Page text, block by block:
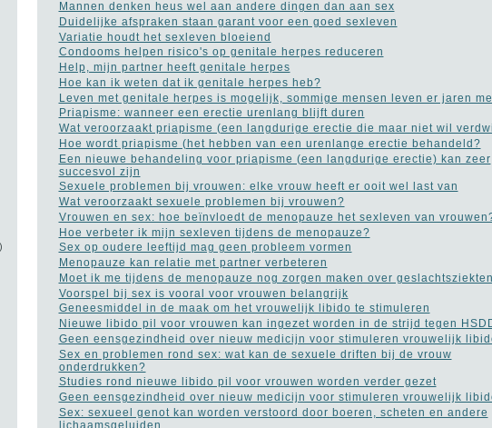
Mannen denken heus wel aan andere dingen dan aan sex
Duidelijke afspraken staan garant voor een goed sexleven
Variatie houdt het sexleven bloeiend
Condooms helpen risico's op genitale herpes reduceren
Help, mijn partner heeft genitale herpes
Hoe kan ik weten dat ik genitale herpes heb?
Leven met genitale herpes is mogelijk, sommige mensen leven er jaren
Priapisme: wanneer een erectie urenlang blijft duren
Wat veroorzaakt priapisme (een langdurige erectie die maar niet wil
Hoe wordt priapisme (het hebben van een urenlange erectie behandeld?
Een nieuwe behandeling voor priapisme (een langdurige erectie) kan zeer
succesvol zijn
Sexuele problemen bij vrouwen: elke vrouw heeft er ooit wel last van
Wat veroorzaakt sexuele problemen bij vrouwen?
Vrouwen en sex: hoe beïnvloedt de menopauze het sexleven van
Hoe verbeter ik mijn sexleven tijdens de menopauze?
Sex op oudere leeftijd mag geen probleem vormen
Menopauze kan relatie met partner verbeteren
Moet ik me tijdens de menopauze nog zorgen maken over
Voorspel bij sex is vooral voor vrouwen belangrijk
Geneesmiddel in de maak om het vrouwelijk libido te stimuleren
Nieuwe libido pil voor vrouwen kan ingezet worden in de strijd tegen
Geen eensgezindheid over nieuw medicijn voor stimuleren vrouwelijk
Sex en problemen rond sex: wat kan de sexuele driften bij de vrouw
onderdrukken?
Studies rond nieuwe libido pil voor vrouwen worden verder gezet
Geen eensgezindheid over nieuw medicijn voor stimuleren vrouwelijk
Sex: sexueel genot kan worden verstoord door boeren, scheten en andere
lichaamsgeluiden